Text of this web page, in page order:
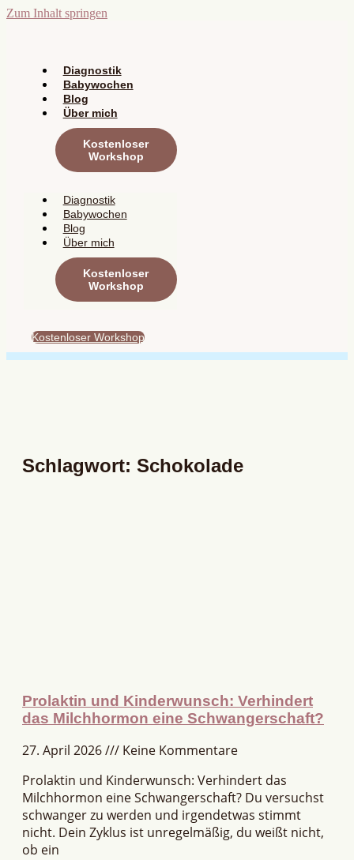
Zum Inhalt springen
Diagnostik
Babywochen
Blog
Über mich
Kostenloser
Workshop
Diagnostik
Babywochen
Blog
Über mich
Kostenloser
Workshop
Kostenloser Workshop
Schlagwort: Schokolade
Prolaktin und Kinderwunsch: Verhindert
das Milchhormon eine Schwangerschaft?
27. April 2026
Keine Kommentare
Prolaktin und Kinderwunsch: Verhindert das
Milchhormon eine Schwangerschaft? Du versuchst
schwanger zu werden und irgendetwas stimmt
nicht. Dein Zyklus ist unregelmäßig, du weißt nicht,
ob ein